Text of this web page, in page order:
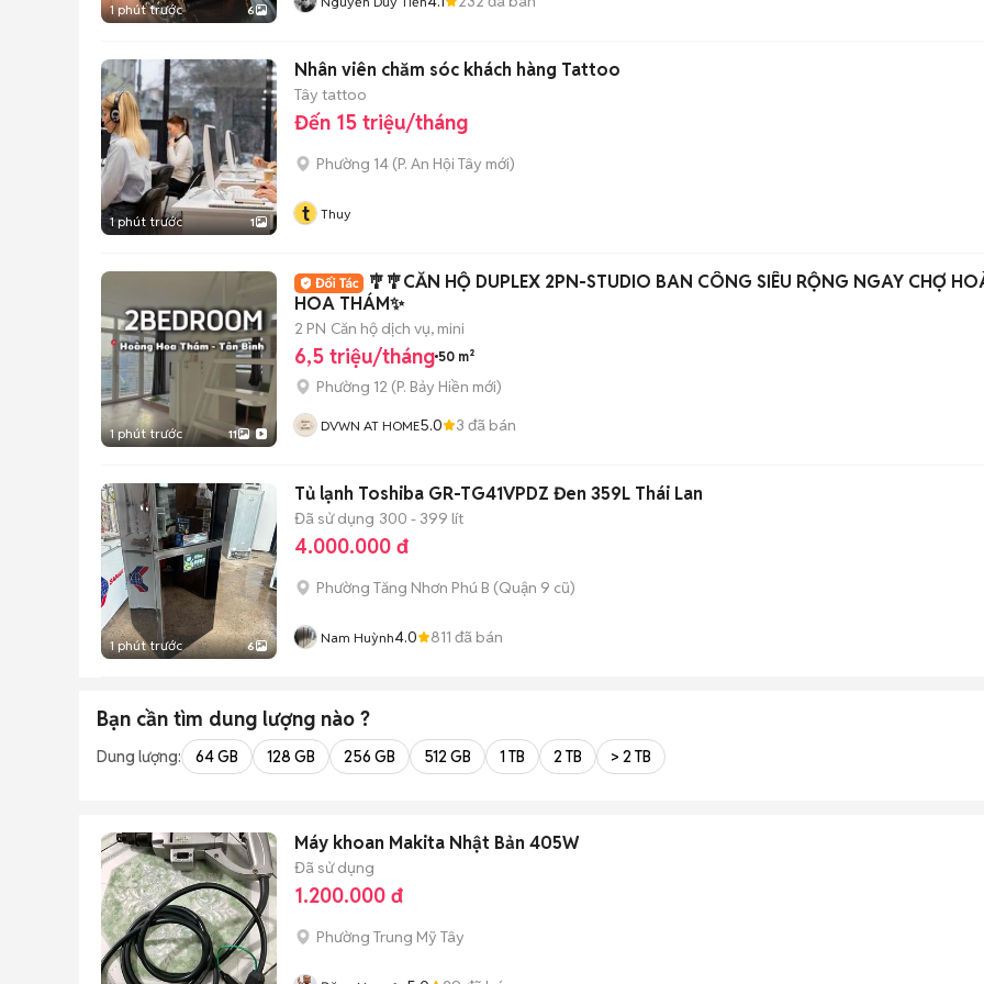
1 phút trước 6
1 phút trước 1
Nhân viên chăm sóc khách hàng Tattoo
Tây tattoo
Đến 15 triệu/tháng
Phường 14 (P. An Hội Tây mới)
t Thuy
1 phút trước 11
🎐🎐CĂN HỘ DUPLEX 2PN-STUDIO BAN CÔNG SIÊU RỘNG NGAY CHỢ
HOA THÁM✨
2 PN Căn hộ dịch vụ, mini
6,5 triệu/tháng 50 m²
Phường 12 (P. Bảy Hiền mới)
DVWN AT HOME5.0 3 đã bán
1 phút trước 6
Tủ lạnh Toshiba GR-TG41VPDZ Đen 359L Thái Lan
Đã sử dụng 300 - 399 lít
4.000.000 đ
Phường Tăng Nhơn Phú B (Quận 9 cũ)
Nam Huỳnh4.0 811 đã bán
Bạn cần tìm dung lượng nào ?
Dung lượng: 64 GB 128 GB 256 GB 512 GB 1 TB 2 TB > 2 TB
Máy khoan Makita Nhật Bản 405W
Đã sử dụng
1.200.000 đ
Phường Trung Mỹ Tây